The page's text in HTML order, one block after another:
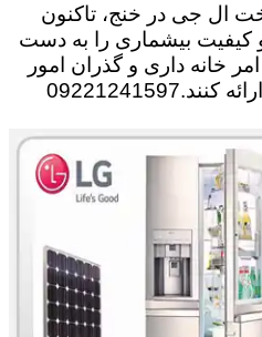
ال جی در خنج، تاکنون
کیفیت بیشماری را به دست
خانه داری و گذران امور
زندگی، کمک های فراوانی ارائه کنند.09221241597